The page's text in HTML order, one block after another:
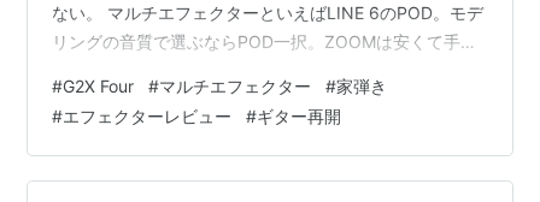
ない。 マルチエフェクターといえばLINE 6のPOD。モデ
リングの音質で選ぶならPOD一択。ZOOMは安くて手頃
る。一時期LINE 6のPODを使っていた。宅録で使えるレ
ベルの音が出た。その頃のZOOMは、同じ用途では正直
使えなかった。音質の差が明らかだった。 20年ぶりにギ
ターを再開して、ZOOM G2X Fourを使い始めたとき、そ
#G2X Four #マルチエフェクター #家弾き
#エフェクターレビュー #ギター再開